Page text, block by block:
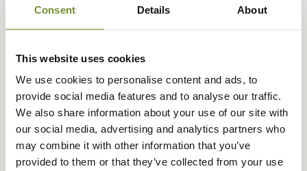
Consent Details About
This website uses cookies
We use cookies to personalise content and ads, to
provide social media features and to analyse our traffic.
We also share information about your use of our site with
our social media, advertising and analytics partners who
may combine it with other information that you’ve
provided to them or that they’ve collected from your use
les chiens . En effet, cette veste de chasse au style
moderne et actif dispose de poches pouvant accueillir les
passage d'antenne). Deux grandes poches avant sur les
côtés vous permettront de ranger laisses, bracelets ou
colliers et autres accessoires pour la chasse.
Cette veste est membranée, coupe-vent et déperlante
pour vous protéger des désagréments météorologiques.
Cette veste de traque orange de Stagunt est
principalement confectionnée en polyester 1200D pour